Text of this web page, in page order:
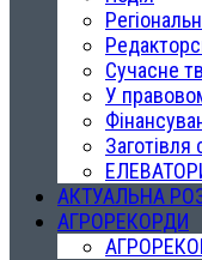
Сучасне
У
Заготівля
АКТУАЛЬНА
АГРОРЕКОРДИ